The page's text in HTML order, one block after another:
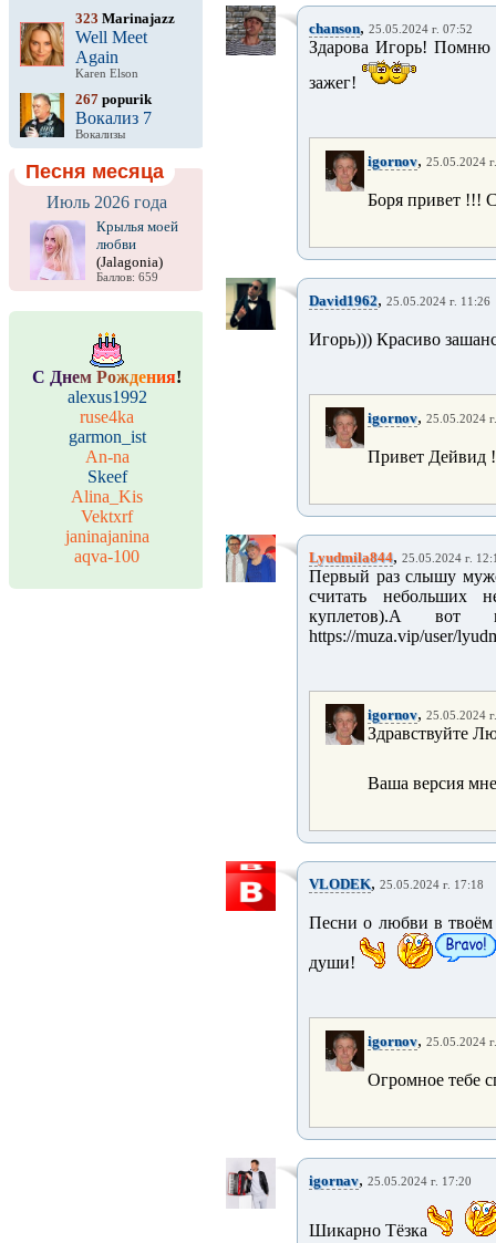
323 Marinajazz
Well Meet
Again
Karen Elson
267 popurik
Вокализ 7
Вокализы
Песня месяца
Июль 2026 года
Крылья моей
любви
(Jalagonia)
Баллов: 659
С Днем Рождения!
alexus1992
ruse4ka
garmon_ist
An-na
Skeef
Alina_Kis
Vektxrf
janinajanina
aqva-100
chanson, 25.05.2024 г. 07:52
Здарова Игорь! Помню
зажег!
igornov, 25.05.2024
Боря привет !!!
David1962, 25.05.2024 г. 11:26
Игорь))) Красиво
igornov, 25.05.2024
Привет Дейвид
Lyudmila844, 25.05.2024 г.
Первый раз слышу
считать небольших
куплетов).А
https://muza.vip/user/
igornov, 25.05.2024
Здравствуйте
Ваша версия
VLODEK, 25.05.2024 г. 17:18
Песни о любви в
души!
igornov, 25.05.2024
Огромное тебе
igornav, 25.05.2024 г. 17:20
Шикарно Тёзка